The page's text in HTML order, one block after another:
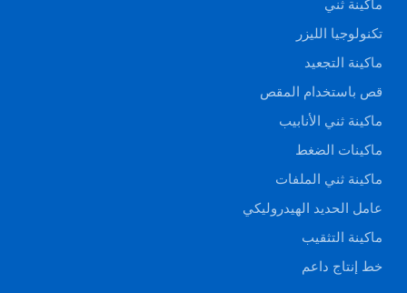
ماكينة ثني
تكنولوجيا الليزر
ماكينة التجعيد
قص باستخدام المقص
ماكينة ثني الأنابيب
ماكينات الضغط
ماكينة ثني الملفات
عامل الحديد الهيدروليكي
ماكينة التثقيب
خط إنتاج داعم